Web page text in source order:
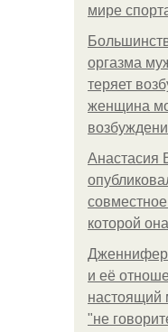
мире
оргазма
теряет
женщина
Анастасия
которой
Дженнифер
и её
настоящий
"не